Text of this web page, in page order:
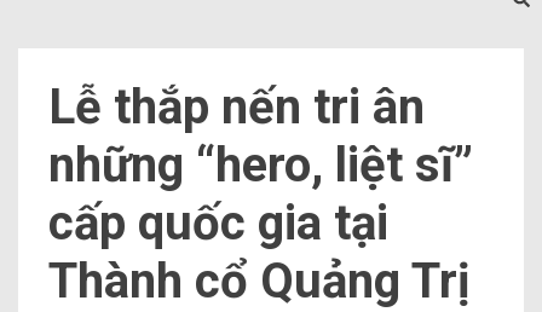
Lễ thắp nến tri ân
những “hero, liệt sĩ”
cấp quốc gia tại
Thành cổ Quảng Trị